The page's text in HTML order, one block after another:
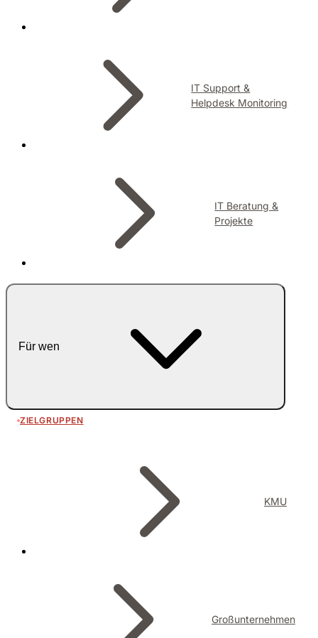
IT Support &
Helpdesk Monitoring
IT Beratung &
Projekte
Für wen
ZIELGRUPPEN
KMU
Großunternehmen